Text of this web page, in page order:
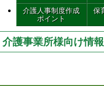
介護人事制度作成
ポイント
保
介護事業所様向け情